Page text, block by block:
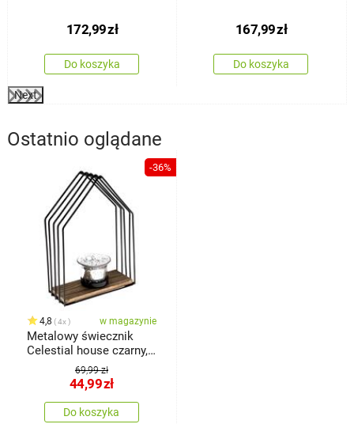
172,99zł
Do koszyka
167,99zł
Do koszyka
Next
Ostatnio oglądane
-36%
4,8 4x w magazynie
Metalowy świecznik
Celestial house czarny,
15 x 22 x 6,5 cm
69,99 zł
44,99zł
Do koszyka